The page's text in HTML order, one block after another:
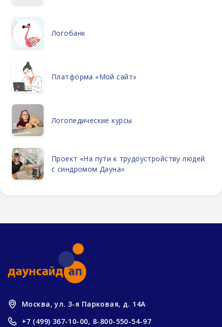
Логобанк
Платформа «Мой сайт»
Логопедические курсы
Проект «На пути к трудоустройству людей
с синдромом Дауна»
Москва, ул. 3-я Парковая, д. 14А
+7 (499) 367-10-00, 8-800-550-54-97